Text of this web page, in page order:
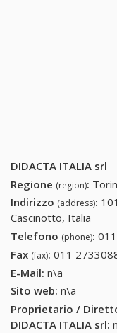
DIDACTA ITALIA srl
Regione (region):
Indirizzo (address):
Cascinotto, Italia
Telefono (phone):
Fax (fax): 011
E-Mail: n\a
Sito web: n\a
Proprietario /
DIDACTA ITALIA srl: